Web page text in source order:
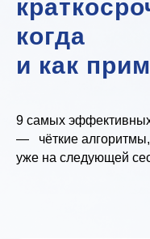
когда
и как
9 самых эффективных
— чёткие
уже на следующей